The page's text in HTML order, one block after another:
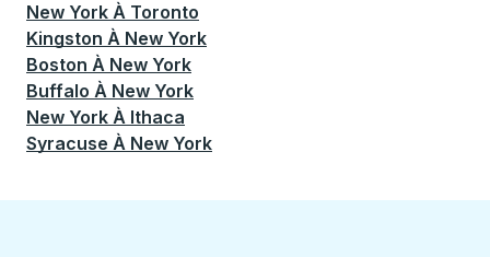
New York À Toronto
Kingston À New York
Boston À New York
Buffalo À New York
New York À Ithaca
Syracuse À New York